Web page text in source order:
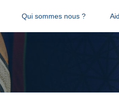
Qui sommes nous ?